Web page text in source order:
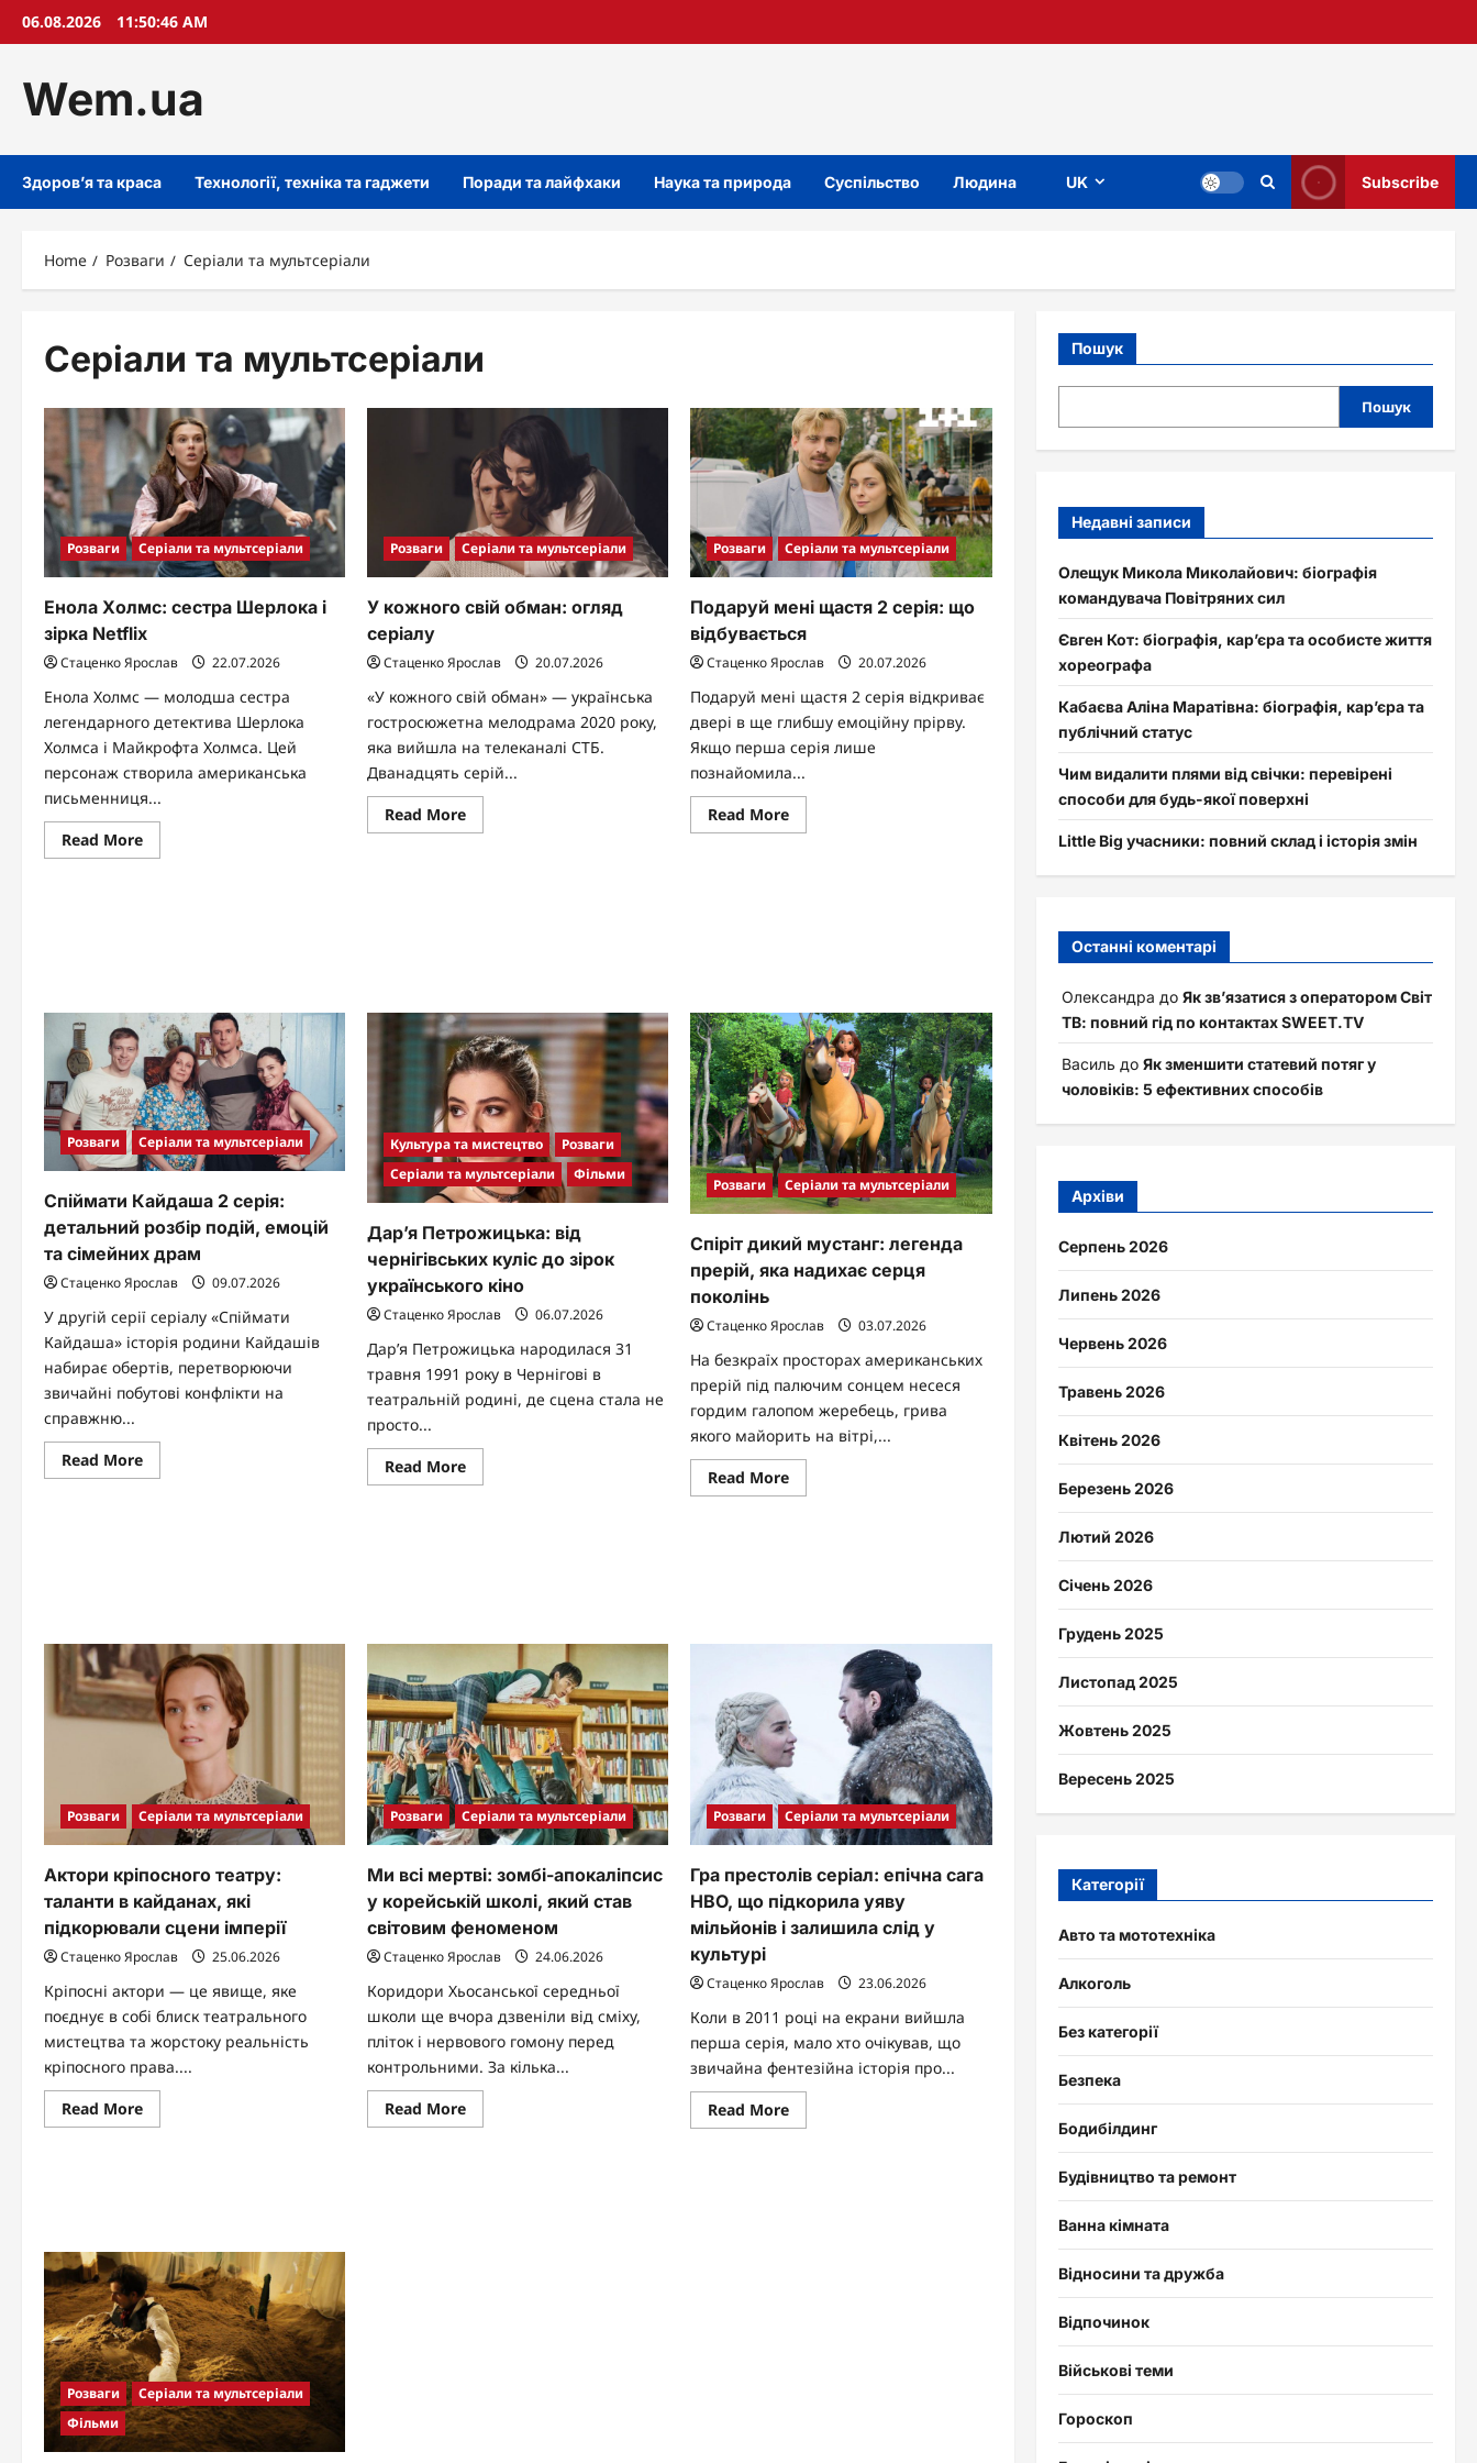
Skip06.08.2026 11:50:47 AM
Wem.ua
Здоров’я та краса Технології, техніка та гаджети Поради та лайфхаки Наука та природа Суспільство Людина UK Subscribe
Home Розваги Серіали та мультсеріали
Серіали та мультсеріали
Розваги Серіали та мультсеріали
Енола Холмс: сестра Шерлока і
зірка Netflix
Стаценко Ярослав 22.07.2026
Енола Холмс — молодша сестра
легендарного детектива Шерлока
Холмса і Майкрофта Холмса. Цей
персонаж створила американська
письменниця...
Read MoreRead
more
Розваги Серіали та мультсеріали
У кожного свій обман: огляд
серіалу
Стаценко Ярослав 20.07.2026
«У кожного свій обман» — українська
гостросюжетна мелодрама 2020 року,
яка вийшла на телеканалі СТБ.
Дванадцять серій...
Read MoreRead
more
Розваги Серіали та мультсеріали
Подаруй мені щастя 2 серія: що
відбувається
Стаценко Ярослав 20.07.2026
Подаруй мені щастя 2 серія відкриває
двері в ще глибшу емоційну прірву.
Якщо перша серія лише
познайомила...
Read MoreRead
more
Розваги Серіали та мультсеріали
Спіймати Кайдаша 2 серія:
детальний розбір подій, емоцій
та сімейних драм
Стаценко Ярослав 09.07.2026
У другій серії серіалу «Спіймати
Кайдаша» історія родини Кайдашів
набирає обертів, перетворюючи
звичайні побутові конфлікти на
справжню...
Read MoreRead
more
сімейних
драм
Культура та мистецтво
Розваги
Серіали та мультсеріали
Фільми
Дар’я Петрожицька: від
чернігівських куліс до зірок
українського кіно
Стаценко Ярослав 06.07.2026
Дар’я Петрожицька народилася 31
травня 1991 року в Чернігові в
театральній родині, де сцена стала не
просто...
Read MoreRead
more
Розваги Серіали та мультсеріали
Спіріт дикий мустанг: легенда
прерій, яка надихає серця
поколінь
Стаценко Ярослав 03.07.2026
На безкраїх просторах американських
прерій під палючим сонцем несеся
гордим галопом жеребець, грива
якого майорить на вітрі,...
Read MoreRead
more
поколінь
Розваги Серіали та мультсеріали
Актори кріпосного театру:
таланти в кайданах, які
підкорювали сцени імперії
Стаценко Ярослав 25.06.2026
Кріпосні актори — це явище, яке
поєднує в собі блиск театрального
мистецтва та жорстоку реальність
кріпосного права....
Read MoreRead
more
підкорювали
сцени
імперії
Розваги Серіали та мультсеріали
Ми всі мертві: зомбі-апокаліпсис
у корейській школі, який став
світовим феноменом
Стаценко Ярослав 24.06.2026
Коридори Хьосанської середньої
школи ще вчора дзвеніли від сміху,
пліток і нервового гомону перед
контрольними. За кілька...
Read MoreRead
more
Розваги Серіали та мультсеріали
Гра престолів серіал: епічна сага
HBO, що підкорила уяву
мільйонів і залишила слід у
культурі
Стаценко Ярослав 23.06.2026
Коли в 2011 році на екрани вийшла
перша серія, мало хто очікував, що
звичайна фентезійна історія про...
Read MoreRead
more
Розваги
Серіали та мультсеріали
Фільми
Пошук
Пошук
Недавні записи
Олещук Микола Миколайович: біографія
командувача Повітряних сил
Євген Кот: біографія, кар’єра та особисте життя
хореографа
Кабаєва Аліна Маратівна: біографія, кар’єра та
публічний статус
Чим видалити плями від свічки: перевірені
способи для будь-якої поверхні
Little Big учасники: повний склад і історія змін
Останні коментарі
Олександра до Як зв’язатися з оператором Світ
ТВ: повний гід по контактах SWEET.TV
Василь до Як зменшити статевий потяг у
чоловіків: 5 ефективних способів
Архіви
Серпень 2026
Липень 2026
Червень 2026
Травень 2026
Квітень 2026
Березень 2026
Лютий 2026
Січень 2026
Грудень 2025
Листопад 2025
Жовтень 2025
Вересень 2025
Категорії
Авто та мототехніка
Алкоголь
Без категорії
Безпека
Бодибілдинг
Будівництво та ремонт
Ванна кімната
Відносини та дружба
Відпочинок
Військові теми
Гороскоп